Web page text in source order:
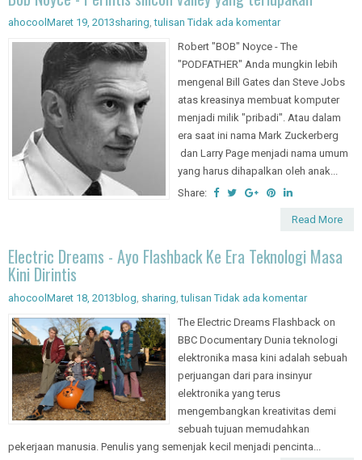
ahocool Maret 19, 2013sharing,tulisan Tidak ada komentar
Robert "BOB" Noyce - The
"PODFATHER" Anda mungkin lebih
mengenal Bill Gates dan Steve Jobs
atas kreasinya membuat komputer
menjadi milik "pribadi". Atau dalam
era saat ini nama Mark Zuckerberg
dan Larry Page menjadi nama umum
yang harus dihapalkan oleh anak...
Share:
Read More
Electric Dreams - Ayo Flashback Ke Era Teknologi Masa
Kini Dirintis
ahocool Maret 18, 2013 blog, sharing,tulisan Tidak ada komentar
The Electric Dreams Flashback on
BBC Documentary Dunia teknologi
elektronika masa kini adalah sebuah
perjuangan dari para insinyur
elektronika yang terus
mengembangkan kreativitas demi
sebuah tujuan memudahkan
pekerjaan manusia. Penulis yang semenjak kecil menjadi pencinta...